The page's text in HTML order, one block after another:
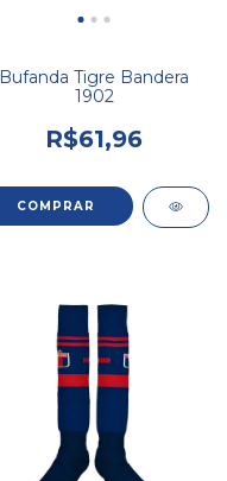
Bufanda Tigre Bandera
1902
R$61,96